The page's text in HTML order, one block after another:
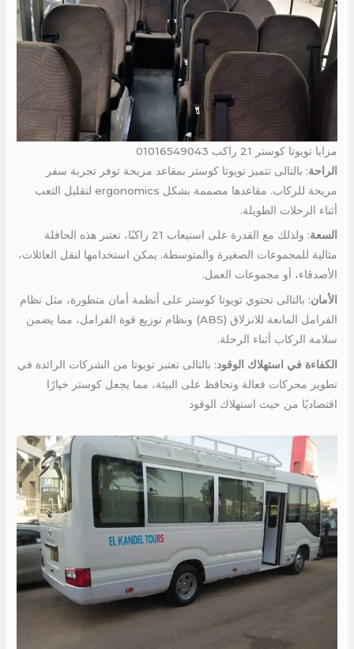
مزايا تويوتا كوستر 21 راكب 01016549043
الراحة: بالتالى تتميز تويوتا كوستر بمقاعد مريحة توفر تجربة سفر
مريحة للركاب. مقاعدها مصممة بشكل ergonomics لتقليل التعب
أثناء الرحلات الطويلة.
السعة
: ولذلك مع القدرة على استيعاب 21 راكبًا، تعتبر هذه الحافلة
مثالية للمجموعات الصغيرة والمتوسطة. يمكن استخدامها لنقل العائلات،
الأصدقاء، أو مجموعات العمل.
الأمان: بالتالى تحتوي تويوتا كوستر على أنظمة أمان متطورة، مثل نظام
الفرامل المانعة للانزلاق (ABS) ونظام توزيع قوة الفرامل، مما يضمن
سلامة الركاب أثناء الرحلة.
الكفاءة في استهلاك الوقود: بالتالى تعتبر تويوتا من الشركات الرائدة في
تطوير محركات فعالة وتحافظ على البيئة، مما يجعل كوستر خيارًا
اقتصاديًا من حيث استهلاك الوقود